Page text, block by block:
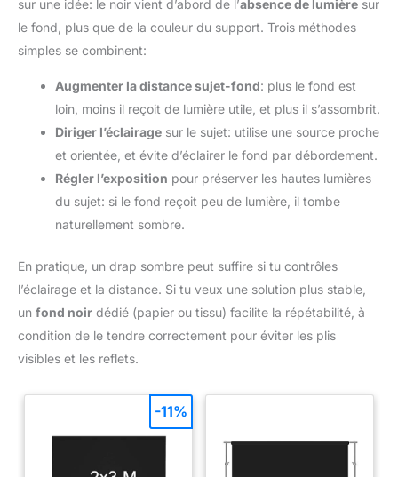
mousseline, épais et mat. Une surface non brillante peut
bloquer efficacement la lumière inattendue. Facile à supprimer
l'arrière-plan en post-production dans Photoshop et à modifier
librement différentes scènes de prise de vue. 【Pliable et
après avoir été plié pendant une longue période. Vous pouvez
moment pour le redresser. Lorsque vous l'utilisez, essuyez-le
doucement avec une serviette humide.) 【Comment Nettoyer la
Toile de Fond】 La toile de fond photographique peut être lavé
et repassé au réglage le plus bas. Retirez la saleté avec un
fond peut être nettoyé dans une machine à laver. (Le lavage à
la main est recommandé pour les taches). Il peut être repassé
et l'effet est meilleur s'il est repassé avec un fer à vapeur.
sur une idée: le noir vient d’abord de l’absence de lumière sur
le fond, plus que de la couleur du support. Trois méthodes
simples se combinent:
Augmenter la distance sujet-fond: plus le fond est
loin, moins il reçoit de lumière utile, et plus il s’assombrit.
Diriger l’éclairage sur le sujet: utilise une source proche
et orientée, et évite d’éclairer le fond par débordement.
Régler l’exposition pour préserver les hautes lumières
du sujet: si le fond reçoit peu de lumière, il tombe
naturellement sombre.
En pratique, un drap sombre peut suffire si tu contrôles
l’éclairage et la distance. Si tu veux une solution plus stable,
un fond noir dédié (papier ou tissu) facilite la répétabilité, à
condition de le tendre correctement pour éviter les plis
visibles et les reflets.
-11%